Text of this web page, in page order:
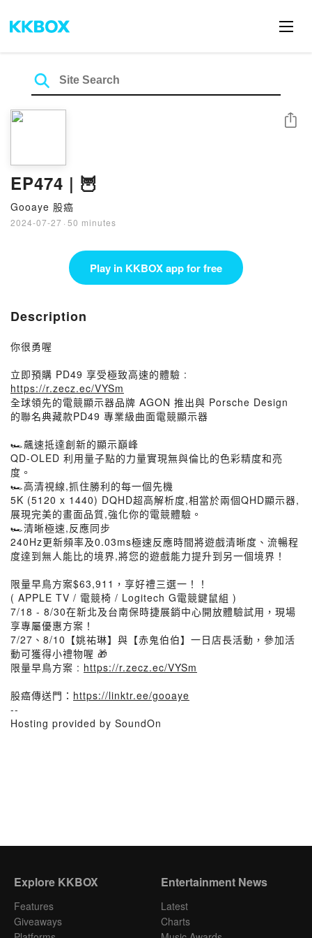
EP474 | 🦉
Gooaye 股癌
2024-07-27 · 50 minutes
Share
Play in KKBOX app for free
Description
你很勇喔
立即預購 PD49 享受極致高速的體驗 :
https://r.zecz.ec/VYSm
全球領先的電競顯示器品牌 AGON 推出與 Porsche Design
的聯名典藏款PD49 專業級曲面電競顯示器
🏎️飆速抵達創新的顯示巔峰
QD-OLED 利用量子點的力量實現無與倫比的色彩精度和亮
度。
🏎️高清視線,抓住勝利的每一個先機
5K (5120 x 1440) DQHD超高解析度,相當於兩個QHD顯示器,
展現完美的畫面品質,強化你的電競體驗。
🏎️清晰極速,反應同步
240Hz更新頻率及0.03ms極速反應時間將遊戲清晰度、流暢程
度達到無人能比的境界,將您的遊戲能力提升到另一個境界！
限量早鳥方案$63,911，享好禮三選一！！
( APPLE TV / 電競椅 / Logitech G電競鍵鼠組 )
7/18 - 8/30在新北及台南保時捷展銷中心開放體驗試用，現場
享專屬優惠方案！
7/27、8/10【姚祐琳】與【赤鬼伯伯】一日店長活動，參加活
動可獲得小禮物喔 🎁
限量早鳥方案 : https://r.zecz.ec/VYSm
股癌傳送門： https://linktr.ee/gooaye
--
Hosting provided by SoundOn
Explore KKBOX
Features
Giveaways
Entertainment News
Latest
Charts